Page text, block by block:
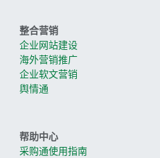
整合营销
企业网站建设
海外营销推广
企业软文营销
舆情通
帮助中心
采购通使用指南